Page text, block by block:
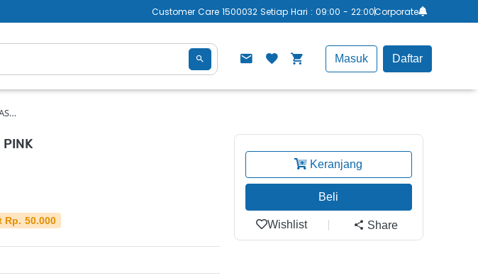
Customer Care 1500032 Setiap Hari : 09:00 - 22:00Corporate
Masuk Daftar
PINK
Rp. 50.000
Keranjang
Beli
Wishlist Share